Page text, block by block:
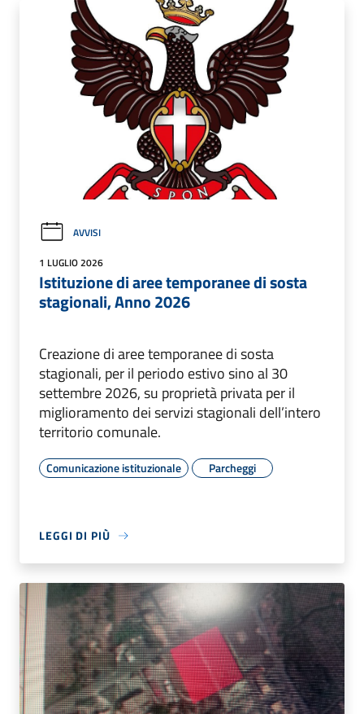
AVVISI
1 LUGLIO 2026
Istituzione di aree temporanee di sosta
stagionali, Anno 2026
Creazione di aree temporanee di sosta
stagionali, per il periodo estivo sino al 30
settembre 2026, su proprietà privata per il
miglioramento dei servizi stagionali dell’intero
territorio comunale.
Comunicazione istituzionale Parcheggi
LEGGI DI PIÙ